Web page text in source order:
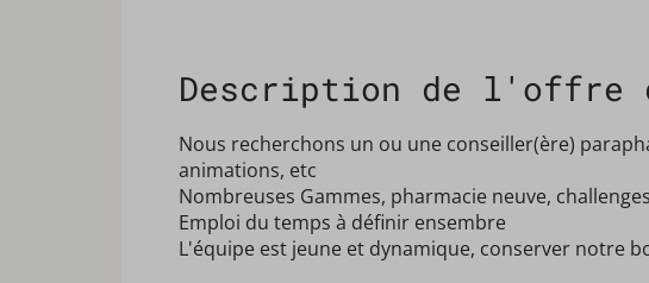
Description de l'offre
Nous recherchons un ou une conseiller(ère)
animations, etc
Nombreuses Gammes, pharmacie neuve,
Emploi du temps à définir ensembre
L'équipe est jeune et dynamique, conserver notre